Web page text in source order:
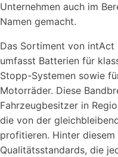
Unternehmen auch im
Namen gemacht.
Das Sortiment von
umfasst Batterien für
Stopp-Systemen sowie
Motorräder. Diese
Fahrzeugbesitzer in
die von der
profitieren. Hinter
Qualitätsstandards, die